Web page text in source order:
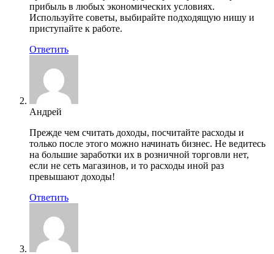
прибыль в любых экономических условиях.
Используйте советы, выбирайте подходящую нишу и
приступайте к работе.
Ответить
Андрей
Прежде чем считать доходы, посчитайте расходы и
только после этого можно начинать бизнес. Не ведитесь
на большие заработки их в розничной торговли нет,
если не сеть магазинов, и то расходы иной раз
превышают доходы!
Ответить